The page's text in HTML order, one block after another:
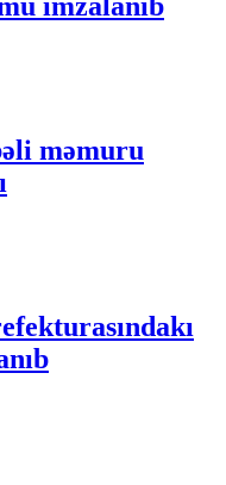
imzalanıb
məmuru